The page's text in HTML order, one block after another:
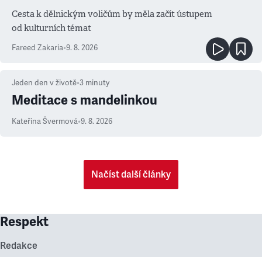
Cesta k dělnickým voličům by měla začít ústupem
od kulturních témat
Fareed Zakaria•9. 8. 2026
Jeden den v životě•3 minuty
Meditace s mandelinkou
Kateřina Švermová•9. 8. 2026
Načíst další články
Respekt
Redakce